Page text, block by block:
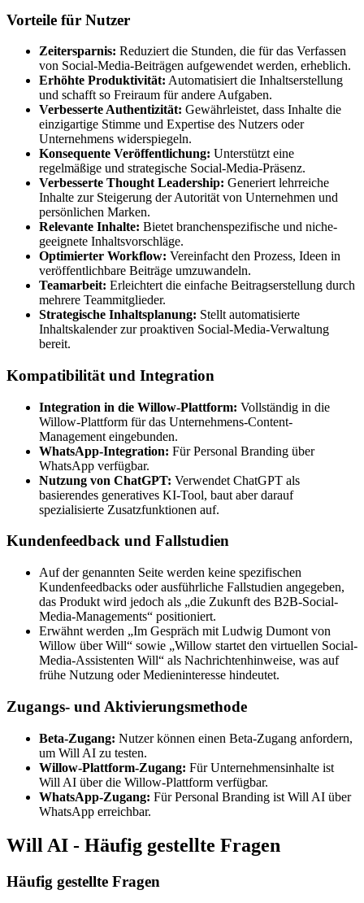
Vorteile für Nutzer
Zeitersparnis: Reduziert die Stunden, die für das Verfassen
von Social-Media-Beiträgen aufgewendet werden, erheblich.
Erhöhte Produktivität: Automatisiert die Inhaltserstellung
und schafft so Freiraum für andere Aufgaben.
Verbesserte Authentizität: Gewährleistet, dass Inhalte die
einzigartige Stimme und Expertise des Nutzers oder
Unternehmens widerspiegeln.
Konsequente Veröffentlichung: Unterstützt eine
regelmäßige und strategische Social-Media-Präsenz.
Verbesserte Thought Leadership: Generiert lehrreiche
Inhalte zur Steigerung der Autorität von Unternehmen und
persönlichen Marken.
Relevante Inhalte: Bietet branchenspezifische und niche-
geeignete Inhaltsvorschläge.
Optimierter Workflow: Vereinfacht den Prozess, Ideen in
veröffentlichbare Beiträge umzuwandeln.
Teamarbeit: Erleichtert die einfache Beitragserstellung durch
mehrere Teammitglieder.
Strategische Inhaltsplanung: Stellt automatisierte
Inhaltskalender zur proaktiven Social-Media-Verwaltung
bereit.
Kompatibilität und Integration
Integration in die Willow-Plattform: Vollständig in die
Willow-Plattform für das Unternehmens-Content-
Management eingebunden.
WhatsApp-Integration: Für Personal Branding über
WhatsApp verfügbar.
Nutzung von ChatGPT: Verwendet ChatGPT als
basierendes generatives KI-Tool, baut aber darauf
spezialisierte Zusatzfunktionen auf.
Kundenfeedback und Fallstudien
Auf der genannten Seite werden keine spezifischen
Kundenfeedbacks oder ausführliche Fallstudien angegeben,
das Produkt wird jedoch als „die Zukunft des B2B-Social-
Media-Managements“ positioniert.
Erwähnt werden „Im Gespräch mit Ludwig Dumont von
Willow über Will“ sowie „Willow startet den virtuellen Social-
Media-Assistenten Will“ als Nachrichtenhinweise, was auf
frühe Nutzung oder Medieninteresse hindeutet.
Zugangs- und Aktivierungsmethode
Beta-Zugang: Nutzer können einen Beta-Zugang anfordern,
um Will AI zu testen.
Willow-Plattform-Zugang: Für Unternehmensinhalte ist
Will AI über die Willow-Plattform verfügbar.
WhatsApp-Zugang: Für Personal Branding ist Will AI über
WhatsApp erreichbar.
Will AI - Häufig gestellte Fragen
Häufig gestellte Fragen